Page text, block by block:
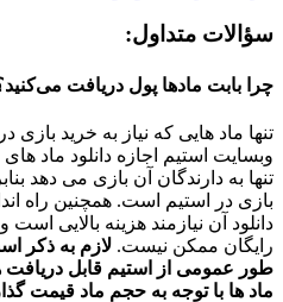
سؤالات متداول:
چرا بابت مادها پول دریافت
تنها ماد هایی که نیاز به خرید بازی
وبسایت استیم اجازه دانلود ماد
تنها به دارندگان آن بازی می دهد
بازی در استیم است. همچنین راه
دانلود آن نیازمند هزینه بالایی
رایگان ممکن نیست. لازم به ذکر
طور عمومی از استیم قابل دریافت
ماد ها با توجه به حجم ماد قیمت